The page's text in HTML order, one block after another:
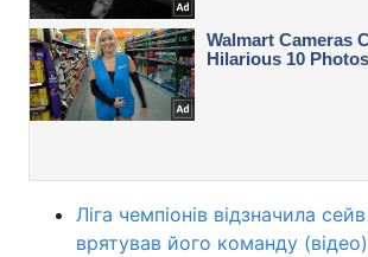
Ліга чемпіонів відзначила
врятував його команду (відео)